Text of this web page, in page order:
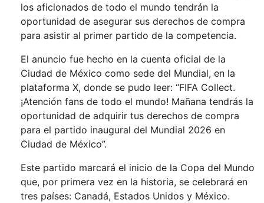
los aficionados de todo el mundo tendrán la
oportunidad de asegurar sus derechos de compra
para asistir al primer partido de la competencia.
El anuncio fue hecho en la cuenta oficial de la
Ciudad de México como sede del Mundial, en la
plataforma X, donde se pudo leer: “FIFA Collect.
¡Atención fans de todo el mundo! Mañana tendrás la
oportunidad de adquirir tus derechos de compra
para el partido inaugural del Mundial 2026 en
Ciudad de México”.
Este partido marcará el inicio de la Copa del Mundo
que, por primera vez en la historia, se celebrará en
tres países: Canadá, Estados Unidos y México.